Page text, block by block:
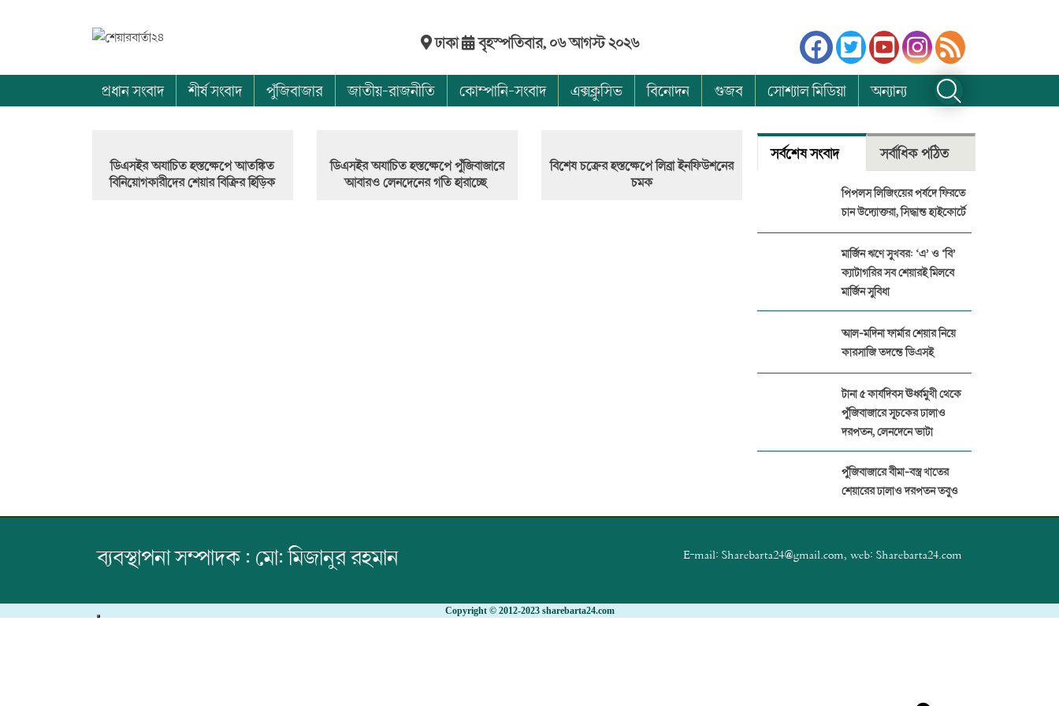
ঢাকা বৃহস্পতিবার, ০৬ আগস্ট ২০২৬
প্রধান সংবাদ শীর্ষ সংবাদ পুঁজিবাজার জাতীয়-রাজনীতি কোম্পানি-সংবাদ এক্সক্লুসিভ বিনোদন গুজব সোশ্যাল মিডিয়া অন্যান্য
ডিএসইর অযাচিত হস্তক্ষেপে আতঙ্কিত
বিনিয়োগকারীদের শেয়ার বিক্রির হিড়িক
ডিএসইর অযাচিত হস্তক্ষেপে পুঁজিবাজারে
আবারও লেনদেনের গতি হারাচ্ছে
বিশেষ চক্রের হস্তক্ষেপে লিব্রা ইনফিউশনের
চমক
সর্বশেষ সংবাদ সর্বাধিক পঠিত
পিপলস লিজিংয়ের পর্ষদে ফিরতে
চান উদ্যোক্তরা, সিদ্ধান্ত হাইকোর্টে
মার্জিন ঋণে সুখবর: ‘এ’ ও ‘বি’
ক্যাটাগরির সব শেয়ারই মিলবে
মার্জিন সুবিধা
আল-মদিনা ফার্মার শেয়ার নিয়ে
কারসাজি তদন্তে ডিএসই
টানা ৫ কার্যদিবস ঊর্ধ্বমুখী থেকে
পুঁজিবাজারে সূচকের ঢালাও
দরপতন, লেনদেনে ভাটা
পুঁজিবাজারে বীমা-বস্ত্র খাতের
শেয়ারের ঢালাও দরপতন তবুও
প্যারামাউন্ট ইন্স্যুরেন্সের বিরুদ্ধে
ব্যবস্থাপনা সম্পাদক : মো: মিজানুর রহমান E-mail: Sharebarta24@gmail.com, web: Sharebarta24.com
Copyright © 2012-2023 sharebarta24.com